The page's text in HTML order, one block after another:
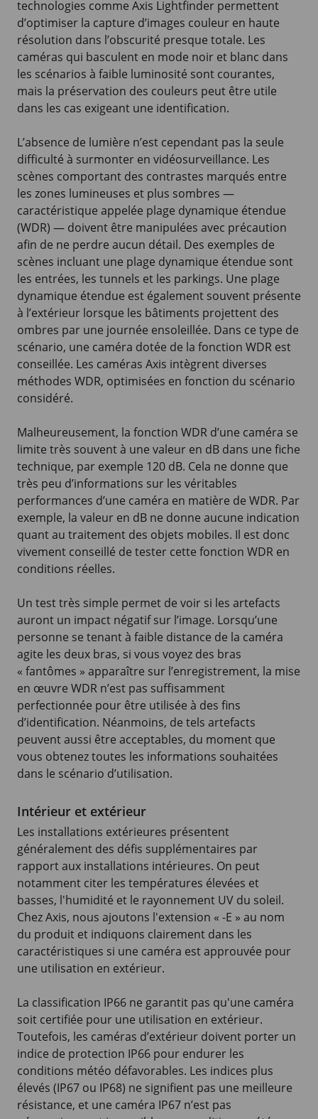
technologies comme Axis Lightfinder permettent
d’optimiser la capture d’images couleur en haute
résolution dans l’obscurité presque totale. Les
caméras qui basculent en mode noir et blanc dans
les scénarios à faible luminosité sont courantes,
mais la préservation des couleurs peut être utile
dans les cas exigeant une identification.
L’absence de lumière n’est cependant pas la seule
difficulté à surmonter en vidéosurveillance. Les
scènes comportant des contrastes marqués entre
les zones lumineuses et plus sombres —
caractéristique appelée plage dynamique étendue
(WDR) — doivent être manipulées avec précaution
afin de ne perdre aucun détail. Des exemples de
scènes incluant une plage dynamique étendue sont
les entrées, les tunnels et les parkings. Une plage
dynamique étendue est également souvent présente
à l’extérieur lorsque les bâtiments projettent des
ombres par une journée ensoleillée. Dans ce type de
scénario, une caméra dotée de la fonction WDR est
conseillée. Les caméras Axis intègrent diverses
méthodes WDR, optimisées en fonction du scénario
considéré.
Malheureusement, la fonction WDR d’une caméra se
limite très souvent à une valeur en dB dans une fiche
technique, par exemple 120 dB. Cela ne donne que
très peu d’informations sur les véritables
performances d’une caméra en matière de WDR. Par
exemple, la valeur en dB ne donne aucune indication
quant au traitement des objets mobiles. Il est donc
vivement conseillé de tester cette fonction WDR en
conditions réelles.
Un test très simple permet de voir si les artefacts
auront un impact négatif sur l’image. Lorsqu’une
personne se tenant à faible distance de la caméra
agite les deux bras, si vous voyez des bras
« fantômes » apparaître sur l’enregistrement, la mise
en œuvre WDR n’est pas suffisamment
perfectionnée pour être utilisée à des fins
d’identification. Néanmoins, de tels artefacts
peuvent aussi être acceptables, du moment que
vous obtenez toutes les informations souhaitées
dans le scénario d’utilisation.
Intérieur et extérieur
Les installations extérieures présentent
généralement des défis supplémentaires par
rapport aux installations intérieures. On peut
notamment citer les températures élevées et
basses, l'humidité et le rayonnement UV du soleil.
Chez Axis, nous ajoutons l'extension « -E » au nom
du produit et indiquons clairement dans les
caractéristiques si une caméra est approuvée pour
une utilisation en extérieur.
La classification IP66 ne garantit pas qu'une caméra
soit certifiée pour une utilisation en extérieur.
Toutefois, les caméras d’extérieur doivent porter un
indice de protection IP66 pour endurer les
conditions météo défavorables. Les indices plus
élevés (IP67 ou IP68) ne signifient pas une meilleure
résistance, et une caméra IP67 n’est pas